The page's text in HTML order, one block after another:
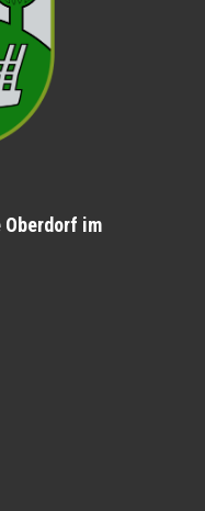
Oberdorf im